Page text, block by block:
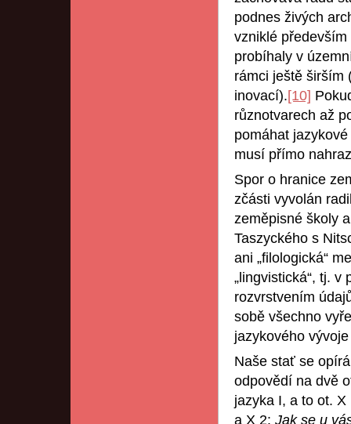
podnes živých
vzniklé
probíhaly v
rámci ještě širším
inovací).[10]
různotvarech až
pomáhat
musí přímo
Spor o hranice
zčásti vyvolán
zeměpisné školy
Taszyckého s
ani „filologická“
„lingvistická“, tj.
rozvrstvením
sobě všechno
jazykového
Naše stať se
odpovědí na dvě
jazyka I, a to ot.
a X 2: Jak se u